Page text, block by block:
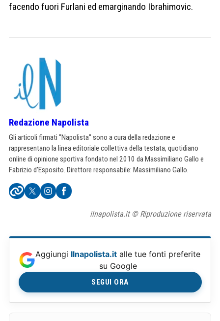
facendo fuori Furlani ed emarginando Ibrahimovic.
Redazione Napolista
Gli articoli firmati "Napolista" sono a cura della redazione e
rappresentano la linea editoriale collettiva della testata, quotidiano
online di opinione sportiva fondato nel 2010 da Massimiliano Gallo e
Fabrizio d'Esposito. Direttore responsabile: Massimiliano Gallo.
ilnapolista.it © Riproduzione riservata
Aggiungi Ilnapolista.it alle tue fonti preferite
su Google
SEGUI ORA